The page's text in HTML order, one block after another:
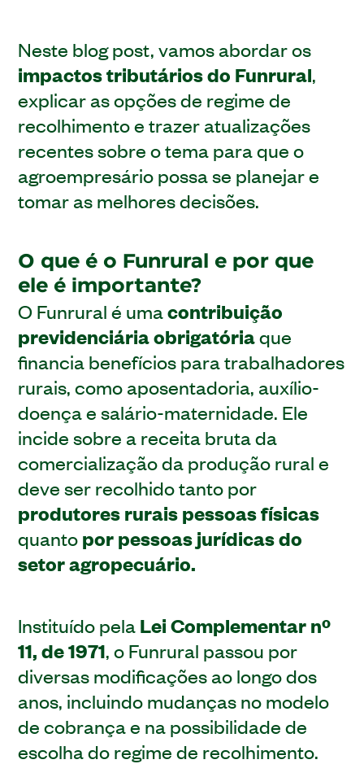
Neste blog post, vamos abordar os
impactos tributários do Funrural,
explicar as opções de regime de
recolhimento e trazer atualizações
recentes sobre o tema para que o
agroempresário possa se planejar e
tomar as melhores decisões.
O que é o Funrural e por que
ele é importante?
O Funrural é umacontribuição
previdenciária obrigatóriaque
financia benefícios para trabalhadores
rurais, como aposentadoria, auxílio-
doença e salário-maternidade. Ele
incide sobre a receita bruta da
comercialização da produção rural e
deve ser recolhido tanto por
produtores rurais pessoas físicas
quanto por pessoas jurídicas do
setor agropecuário.
Instituído pela Lei Complementar nº
11, de 1971, o Funrural passou por
diversas modificações ao longo dos
anos, incluindo mudanças no modelo
de cobrança e na possibilidade de
escolha do regime de recolhimento.